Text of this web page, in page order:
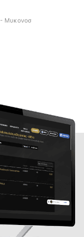
- Μυκονοσ